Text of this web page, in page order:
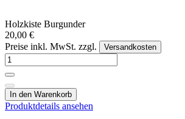
Holzkiste Burgunder
20,00 €
Preise inkl. MwSt. zzgl.
Versandkosten
In den Warenkorb
Produktdetails ansehen